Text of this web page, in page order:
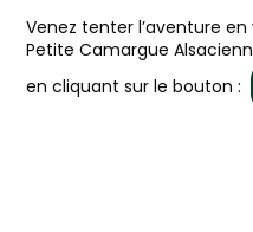
Venez tenter l’aventure
Petite Camargue
en cliquant sur le bouton :